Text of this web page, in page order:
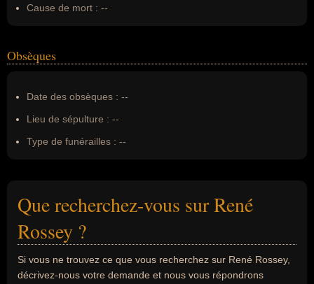
Cause de mort : --
Obsèques
Date des obsèques : --
Lieu de sépulture : --
Type de funérailles : --
Que recherchez-vous sur René
Rossey ?
Si vous ne trouvez ce que vous recherchez sur René Rossey,
décrivez-nous votre demande et nous vous répondrons